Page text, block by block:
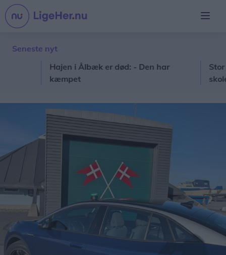
Seneste nyt
Hajen i Ålbæk er død: - Den har
kæmpet
Stor
skoledag